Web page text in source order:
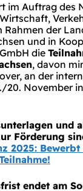
im Auftrag des
Rahmen der
und in
die
, davon
an der
20. November
und
Förderung
2025:
endet am